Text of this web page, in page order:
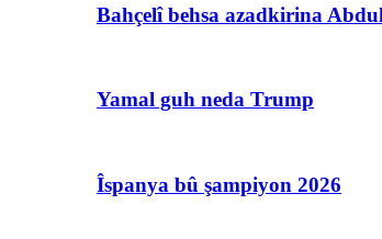
Bahçelî behsa azadkirina
Yamal guh neda Trump
Îspanya bû şampiyon 2026